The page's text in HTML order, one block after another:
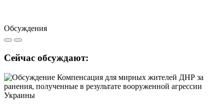
Обсуждения
Сейчас обсуждают: